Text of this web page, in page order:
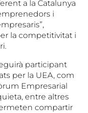
a la Catalunya
i
la competitivitat i
participant
per la UEA, com
Empresarial
entre altres
compartir